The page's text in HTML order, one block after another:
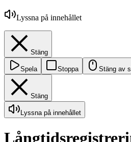
Lyssna på innehållet
Stäng
Spela Stoppa Stäng av
Stäng
Lyssna på innehållet